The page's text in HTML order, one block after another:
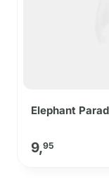
Elephant
9,95